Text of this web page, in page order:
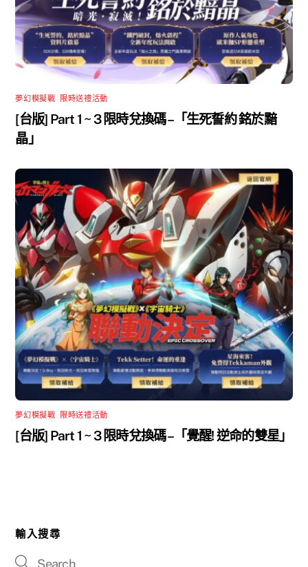
夢幻模擬戰 限時送禮活動
[台版] Part 1 ~ 3 限時兌換碼 –「生死誓約 銘於黯
晶」
夢幻模擬戰 限時送禮活動
[台版] Part 1 ~ 3 限時兌換碼 –「覺醒! 逆命的雙星」
輸入搜尋